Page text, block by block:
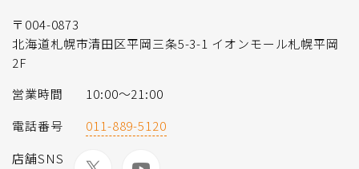
〒004-0873
北海道札幌市清田区平岡三条5-3-1 イオンモール札幌平岡
2F
営業時間
10:00～21:00
電話番号
011-889-5120
店舗SNS